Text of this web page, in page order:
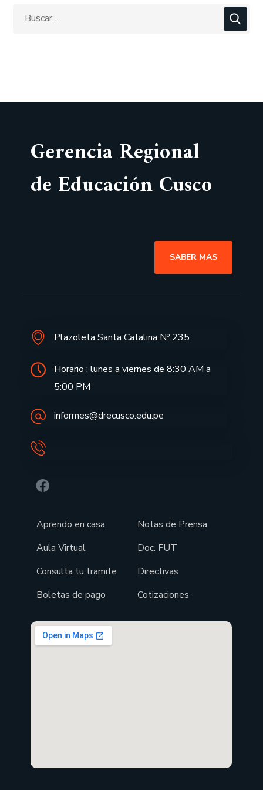
Gerencia Regional
de Educación Cusco
SABER MAS
Plazoleta Santa Catalina Nº 235
Horario : lunes a viernes de 8:30 AM a
5:00 PM
informes@drecusco.edu.pe
Aprendo en casa
Aula Virtual
Consulta tu tramite
Boletas de pago
Notas de Prensa
Doc. FUT
Directivas
Cotizaciones